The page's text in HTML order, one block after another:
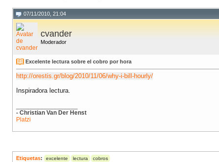
07/11/2010, 21:04
cvander
Moderador
Excelente lectura sobre el cobro por hora
http://orestis.gr/blog/2010/11/06/why-i-bill-hourly/
Inspiradora lectura.
- Christian Van Der Henst
Platzi
Etiquetas: excelente lectura cobros